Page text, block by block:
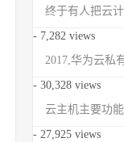
终于有人把云
- 7,282 views
2017,华为云私
- 30,328 views
云主机主要功
- 27,925 views